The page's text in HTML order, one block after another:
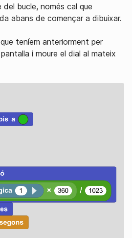
bucle, només cal que
abans de començar a dibuixar.
teníem anteriorment per
i moure el dial al mateix